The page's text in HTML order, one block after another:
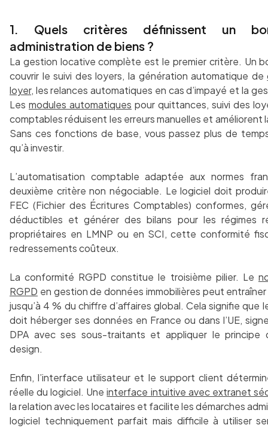
1. Quels critères définissent un
administration de biens ?
La gestion locative complète est le premier critère. Un
couvrir le suivi des loyers, la génération automatique de
loyer, les relances automatiques en cas d’impayé et la
Les modules automatiques pour quittances, suivi des
comptables réduisent les erreurs manuelles et améliorent
Sans ces fonctions de base, vous passez plus de
qu’à investir.
L’automatisation comptable adaptée aux normes
deuxième critère non négociable. Le logiciel doit
FEC (Fichier des Écritures Comptables) conformes,
déductibles et générer des bilans pour les régimes
propriétaires en LMNP ou en SCI, cette conformité
redressements coûteux.
La conformité RGPD constitue le troisième pilier. Le
RGPD en gestion de données immobilières peut
jusqu’à 4 % du chiffre d’affaires global. Cela signifie que
doit héberger ses données en France ou dans l’UE,
DPA avec ses sous-traitants et appliquer le principe
design.
Enfin, l’interface utilisateur et le support client
réelle du logiciel. Uneinterface intuitive avec extranet
la relation avec les locataires et facilite les démarches
logiciel techniquement parfait mais difficile à utiliser